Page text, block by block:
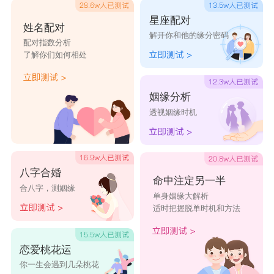
姓名配对
配对指数分析
了解你们如何相处
八字合婚
合八字，测姻缘
恋爱桃花运
你一生会遇到几朵桃花
星座配对
解开你和他的缘分密码
姻缘分析
透视姻缘时机
命中注定另一半
单身姻缘大解析
适时把握脱单时机和方法